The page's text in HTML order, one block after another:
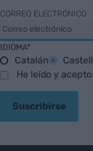
CORREO ELECTRÓNICO
IDIOMA*
Catalán
He leído y
Suscribirse